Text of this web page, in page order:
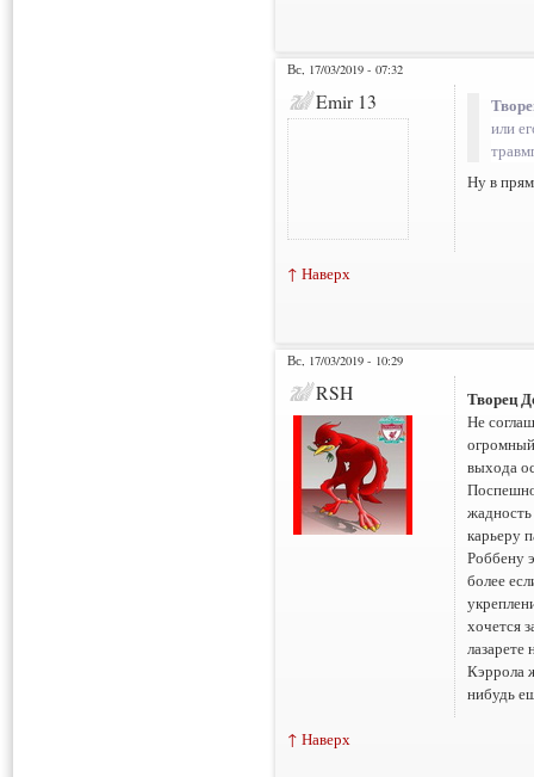
Вс, 17/03/2019 - 07:32
Emir 13
или
Ну в
↑ Наверх
Вс, 17/03/2019 - 10:29
RSH Творец
Не
выхода
карьеру
Роббену
более
хочется
лазарете
Кэррола
нибудь
↑ Наверх